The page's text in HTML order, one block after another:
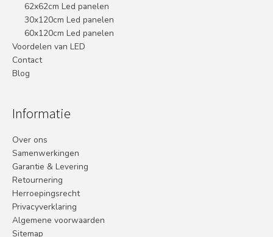
62x62cm Led panelen
30x120cm Led panelen
60x120cm Led panelen
Voordelen van LED
Contact
Blog
Informatie
Over ons
Samenwerkingen
Garantie & Levering
Retournering
Herroepingsrecht
Privacyverklaring
Algemene voorwaarden
Sitemap